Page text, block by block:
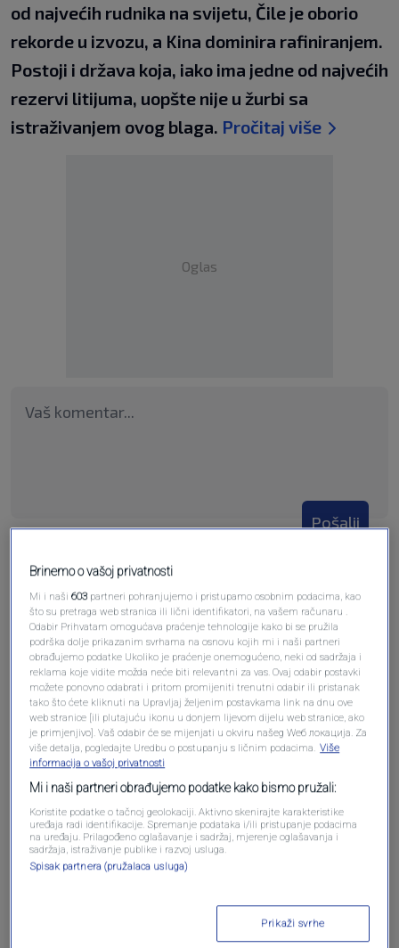
od najvećih rudnika na svijetu, Čile je oborio
rekorde u izvozu, a Kina dominira rafiniranjem.
Postoji i država koja, iako ima jedne od najvećih
rezervi litijuma, uopšte nije u žurbi sa
istraživanjem ovog blaga. Pročitaj više
Oglas
Pošalji
Pošalji komentar
Oglas
Brinemo o vašoj privatnosti
Mi i naši603 partneri pohranjujemo i pristupamo osobnim podacima, kao
što su pretraga web stranica ili lični identifikatori, na vašem računaru .
Odabir Prihvatam omogućava praćenje tehnologije kako bi se pružila
podrška dolje prikazanim svrhama na osnovu kojih mi i naši partneri
obrađujemo podatke Ukoliko je praćenje onemogućeno, neki od sadržaja i
reklama koje vidite možda neće biti relevantni za vas. Ovaj odabir postavki
možete ponovno odabrati i pritom promijeniti trenutni odabir ili pristanak
tako što ćete kliknuti na Upravljaj željenim postavkama link na dnu ove
web stranice [ili plutajuću ikonu u donjem lijevom dijelu web stranice, ako
je primjenjivo]. Vaš odabir će se mijenjati u okviru našeg Wеб локација. Za
više detalja, pogledajte Uredbu o postupanju s ličnim podacima. Više
informacija o vašoj privatnosti
Mi i naši partneri obrađujemo podatke kako bismo pružali:
Koristite podatke o tačnoj geolokaciji. Aktivno skenirajte karakteristike
uređaja radi identifikacije. Spremanje podataka i/ili pristupanje podacima
na uređaju. Prilagođeno oglašavanje i sadržaj, mjerenje oglašavanja i
sadržaja, istraživanje publike i razvoj usluga.
Spisak partnera (pružalaca usluga)
Prikaži svrhe